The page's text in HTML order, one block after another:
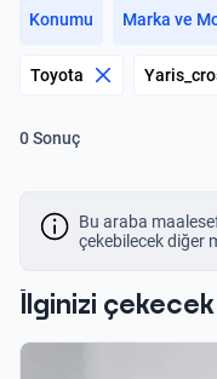
Konumu Marka ve
Toyota
0 Sonuç
Bu araba
çekebilecek diğer
İlginizi